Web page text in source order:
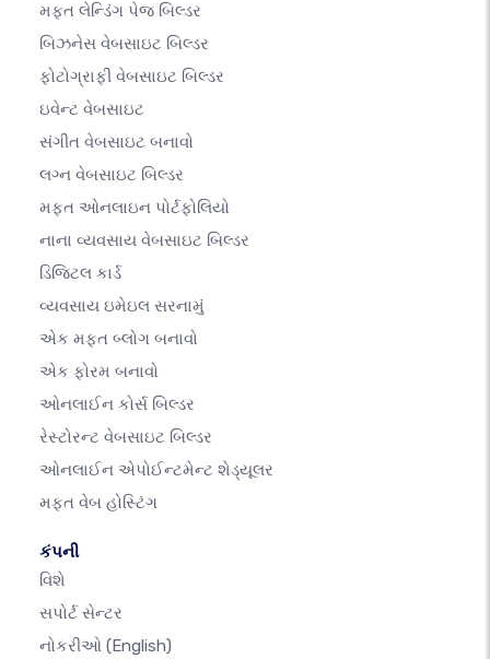
મફત લેન્ડિંગ પેજ બિલ્ડર
બિઝનેસ વેબસાઇટ બિલ્ડર
ફોટોગ્રાફી વેબસાઇટ બિલ્ડર
ઇવેન્ટ વેબસાઇટ
સંગીત વેબસાઇટ બનાવો
લગ્ન વેબસાઇટ બિલ્ડર
મફત ઓનલાઇન પોર્ટફોલિયો
નાના વ્યવસાય વેબસાઇટ બિલ્ડર
ડિજિટલ કાર્ડ
વ્યવસાય ઇમેઇલ સરનામું
એક મફત બ્લોગ બનાવો
એક ફોરમ બનાવો
ઓનલાઈન કોર્સ બિલ્ડર
રેસ્ટોરન્ટ વેબસાઇટ બિલ્ડર
ઓનલાઈન એપોઈન્ટમેન્ટ શેડ્યૂલર
મફત વેબ હોસ્ટિંગ
કંપની
વિશે
સપોર્ટ સેન્ટર
નોકરીઓ (English)